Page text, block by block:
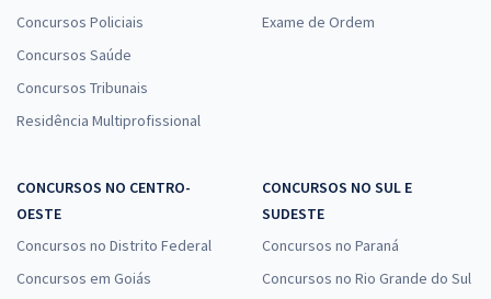
Concursos Policiais
Concursos Saúde
Concursos Tribunais
Residência Multiprofissional
Exame de Ordem
CONCURSOS NO CENTRO-
OESTE
Concursos no Distrito Federal
Concursos em Goiás
CONCURSOS NO SUL E
SUDESTE
Concursos no Paraná
Concursos no Rio Grande do Sul